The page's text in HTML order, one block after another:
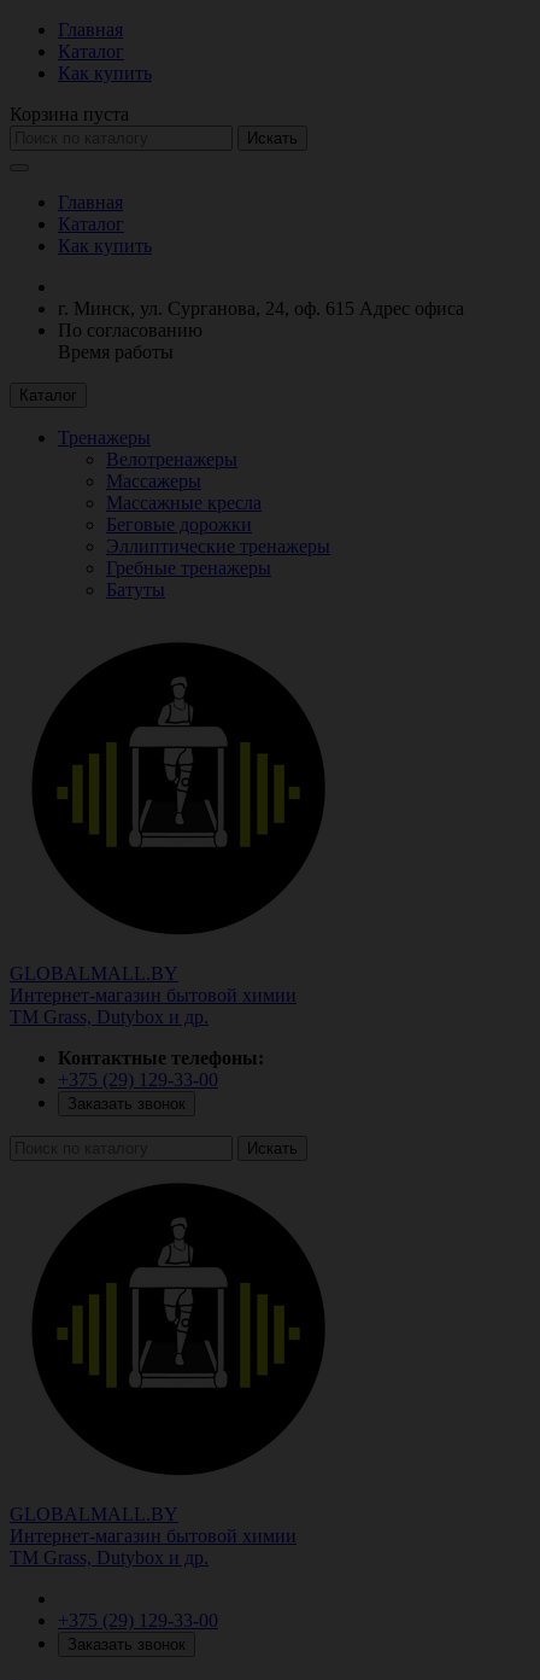
Главная
Каталог
Как купить
Корзина пуста
Искать
Главная
Каталог
Как купить
г. Минск, ул. Сурганова, 24, оф. 615 Адрес офиса
По согласованию
Время работы
Каталог
Тренажеры
Велотренажеры
Массажеры
Массажные кресла
Беговые дорожки
Эллиптические тренажеры
Гребные тренажеры
Батуты
GLOBALMALL.BY
Интернет-магазин бытовой химии
ТМ Grass, Dutybox и др.
Контактные телефоны:
+375 (29) 129-33-00
Заказать звонок
Искать
GLOBALMALL.BY
Интернет-магазин бытовой химии
ТМ Grass, Dutybox и др.
+375 (29) 129-33-00
Заказать звонок